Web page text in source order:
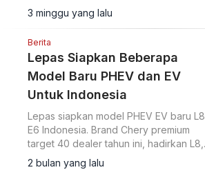
kendaraan listrik.
3 minggu yang lalu
Berita
Lepas Siapkan Beberapa
Model Baru PHEV dan EV
Untuk Indonesia
Lepas siapkan model PHEV EV baru L8
E6 Indonesia. Brand Chery premium
target 40 dealer tahun ini, hadirkan L8,
E6, L4, L6 ramah lingkungan.
2 bulan yang lalu